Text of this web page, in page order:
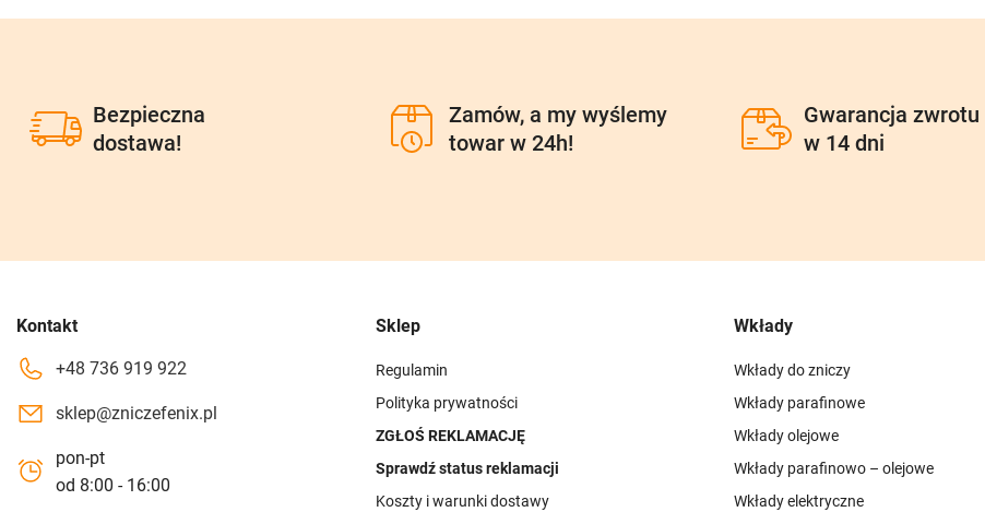
Bezpieczna
dostawa!
Zamów, a my wyślemy
towar w 24h!
Gwarancja zwrotu
w 14 dni
Kontakt
+48 736 919 922
sklep@zniczefenix.pl
pon-pt
od 8:00 - 16:00
Sklep
Regulamin
Polityka prywatności
ZGŁOŚ REKLAMACJĘ
Sprawdź status reklamacji
Koszty i warunki dostawy
Wkłady
Wkłady do zniczy
Wkłady parafinowe
Wkłady olejowe
Wkłady parafinowo – olejowe
Wkłady elektryczne